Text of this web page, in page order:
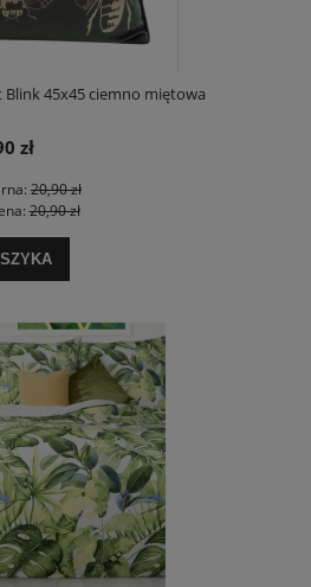
45x45 ciemno miętowa
zł
20,90 zł
20,90 zł